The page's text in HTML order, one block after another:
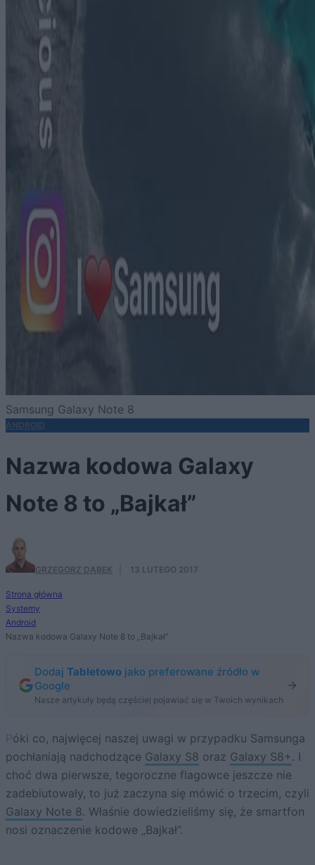
Samsung Galaxy Note 8
ANDROID
Nazwa kodowa Galaxy
Note 8 to „Bajkał”
GRZEGORZ DĄBEK 13 LUTEGO 2017
Strona główna
Systemy
Android
Nazwa kodowa Galaxy Note 8 to „Bajkał”
Dodaj Tabletowo jako preferowane źródło w
Google
Nasze artykuły będą częściej pojawiać się w Twoich wynikach
Póki co, najwięcej naszej uwagi w przypadku Samsunga
pochłaniają nadchodzące Galaxy S8 oraz Galaxy S8+ . I
choć dwa pierwsze, tegoroczne flagowce jeszcze nie
zadebiutowały, to już zaczyna się mówić o trzecim, czyli
Galaxy Note 8. Właśnie dowiedzieliśmy się, że smartfon
nosi oznaczenie kodowe „Bajkał”.